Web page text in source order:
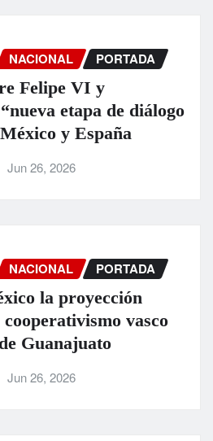
NACIONAL PORTADA
Felipe VI y
etapa de diálogo
y España
Jun 26, 2026
NACIONAL PORTADA
la proyección
vasco
Guanajuato
Jun 26, 2026